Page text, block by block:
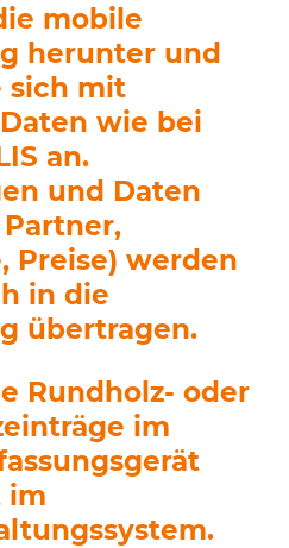
mobile
herunter und
sich mit
wie bei
an.
und Daten
Preise) werden
in die
übertragen.
Rundholz- oder
im
im